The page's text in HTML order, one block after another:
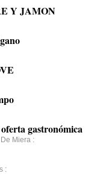
Y JAMON
gastronómica
Miera :
: